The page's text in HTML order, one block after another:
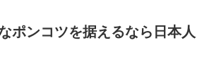
ポンコツを据えるなら日本人